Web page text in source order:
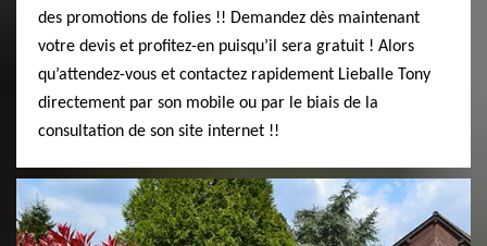
des promotions de folies !! Demandez dès maintenant
votre devis et profitez-en puisqu’il sera gratuit ! Alors
qu’attendez-vous et contactez rapidement Lieballe Tony
directement par son mobile ou par le biais de la
consultation de son site internet !!